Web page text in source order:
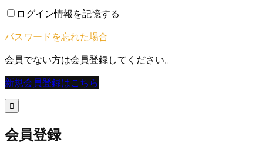
ログイン情報を記憶する
パスワードを忘れた場合
会員でない方は会員登録してください。
新規会員登録はこちら

会員登録